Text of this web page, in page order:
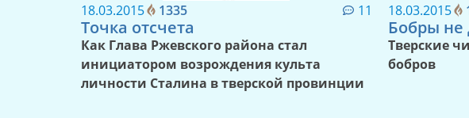
18.03.2015 1335 11
Точка отсчета
Как Глава Ржевского района стал
инициатором возрождения культа
личности Сталина в тверской провинции
18.03.2015
Бобры не
Тверские
бобров